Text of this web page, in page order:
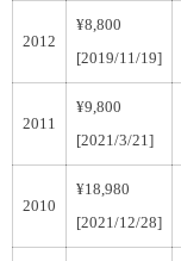
2012
¥8,800
[2019/11/19]
2011
¥9,800
[2021/3/21]
2010
¥18,980
[2021/12/28]